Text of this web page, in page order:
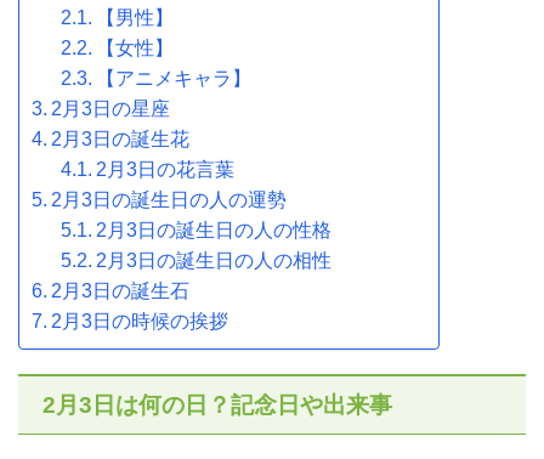
【男性】
【女性】
【アニメキャラ】
2月3日の星座
2月3日の誕生花
2月3日の花言葉
2月3日の誕生日の人の運勢
2月3日の誕生日の人の性格
2月3日の誕生日の人の相性
2月3日の誕生石
2月3日の時候の挨拶
2月3日は何の日？記念日や出来事